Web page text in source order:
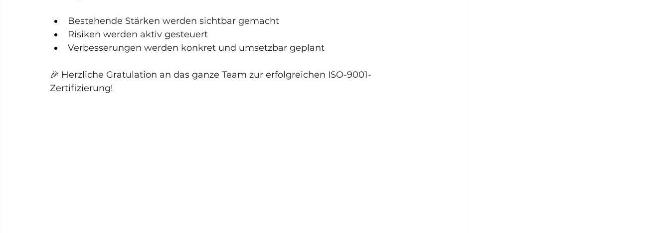
Bestehende Stärken werden sichtbar gemacht
Risiken werden aktiv gesteuert
Verbesserungen werden konkret und umsetzbar geplant
🎉 Herzliche Gratulation an das ganze Team zur erfolgreichen ISO-9001-
Zertifizierung!